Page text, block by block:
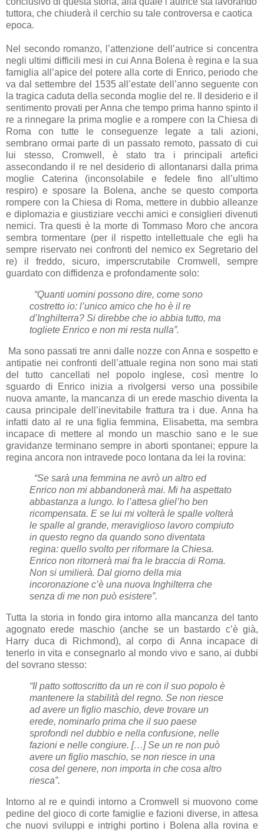
tuttora, che chiuderà il cerchio su tale controversa e caotica
epoca.
Nel secondo romanzo, l’attenzione dell’autrice si concentra
negli ultimi difficili mesi in cui Anna Bolena è regina e la sua
famiglia all’apice del potere alla corte di Enrico, periodo che
va dal settembre del 1535 all’estate dell’anno seguente con
la tragica caduta della seconda moglie del re. Il desiderio e il
sentimento provati per Anna che tempo prima hanno spinto il
re a rinnegare la prima moglie e a rompere con la Chiesa di
Roma con tutte le conseguenze legate a tali azioni,
sembrano ormai parte di un passato remoto, passato di cui
lui stesso, Cromwell, è stato tra i principali artefici
assecondando il re nel desiderio di allontanarsi dalla prima
moglie Caterina (inconsolabile e fedele fino all’ultimo
respiro) e sposare la Bolena, anche se questo comporta
rompere con la Chiesa di Roma, mettere in dubbio alleanze
e diplomazia e giustiziare vecchi amici e consiglieri divenuti
nemici. Tra questi è la morte di Tommaso Moro che ancora
sembra tormentare (per il rispetto intellettuale che egli ha
sempre riservato nei confronti del nemico ex Segretario del
re) il freddo, sicuro, imperscrutabile Cromwell, sempre
guardato con diffidenza e profondamente solo:
“Quanti uomini possono dire, come sono
costretto io: l’unico amico che ho è il re
d’Inghilterra? Si direbbe che io abbia tutto, ma
togliete Enrico e non mi resta nulla”.
Ma sono passati tre anni dalle nozze con Anna e sospetto e
antipatie nei confronti dell’attuale regina non sono mai stati
del tutto cancellati nel popolo inglese, così mentre lo
sguardo di Enrico inizia a rivolgersi verso una possibile
nuova amante, la mancanza di un erede maschio diventa la
causa principale dell’inevitabile frattura tra i due. Anna ha
infatti dato al re una figlia femmina, Elisabetta, ma sembra
incapace di mettere al mondo un maschio sano e le sue
gravidanze terminano sempre in aborti spontanei; eppure la
regina ancora non intravede poco lontana da lei la rovina:
“Se sarà una femmina ne avrò un altro ed
Enrico non mi abbandonerà mai. Mi ha aspettato
abbastanza a lungo. Io l’attesa gliel’ho ben
ricompensata. E se lui mi volterà le spalle volterà
le spalle al grande, meraviglioso lavoro compiuto
in questo regno da quando sono diventata
regina: quello svolto per riformare la Chiesa.
Enrico non ritornerà mai fra le braccia di Roma.
Non si umilierà. Dal giorno della mia
incoronazione c’è una nuova Inghilterra che
senza di me non può esistere”.
Tutta la storia in fondo gira intorno alla mancanza del tanto
agognato erede maschio (anche se un bastardo c’è già,
Harry duca di Richmond), al corpo di Anna incapace di
tenerlo in vita e consegnarlo al mondo vivo e sano, ai dubbi
del sovrano stesso:
“Il patto sottoscritto da un re con il suo popolo è
mantenere la stabilità del regno. Se non riesce
ad avere un figlio maschio, deve trovare un
erede, nominarlo prima che il suo paese
sprofondi nel dubbio e nella confusione, nelle
fazioni e nelle congiure. […] Se un re non può
avere un figlio maschio, se non riesce in una
cosa del genere, non importa in che cosa altro
riesca”.
Intorno al re e quindi intorno a Cromwell si muovono come
pedine del gioco di corte famiglie e fazioni diverse, in attesa
che nuovi sviluppi e intrighi portino i Bolena alla rovina e